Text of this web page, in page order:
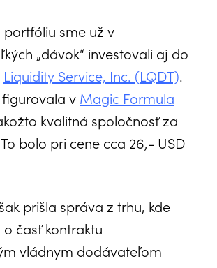
sme už v
„dávok“ investovali aj do
Liquidity Service, Inc. (LQDT).
v Magic Formula
kvalitná spoločnosť za
bolo pri cene cca 26,- USD
prišla správa z trhu, kde
o časť kontraktu
vládnym dodávateľom